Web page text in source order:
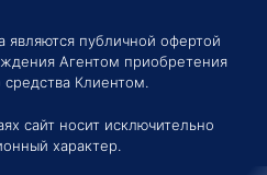
являются публичной офертой
Агентом приобретения
средства Клиентом.
сайт носит исключительно
характер.